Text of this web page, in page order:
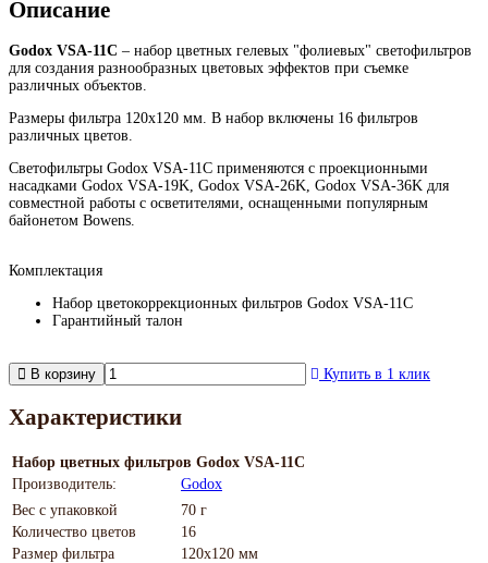
Описание
Godox VSA-11C – набор цветных гелевых "фолиевых" светофильтров
для создания разнообразных цветовых эффектов при съемке
различных объектов.
Размеры фильтра 120х120 мм. В набор включены 16 фильтров
различных цветов.
Светофильтры Godox VSA-11C применяются с проекционными
насадками Godox VSA-19K, Godox VSA-26K, Godox VSA-36K для
совместной работы с осветителями, оснащенными популярным
байонетом Bowens.
Комплектация
Набор цветокоррекционных фильтров Godox VSA-11C
Гарантийный талон
В корзину Купить в 1 клик
Характеристики
Набор цветных фильтров Godox VSA-11C
Производитель:
Godox
Вес с упаковкой
70 г
Количество цветов
16
Размер фильтра
120х120 мм